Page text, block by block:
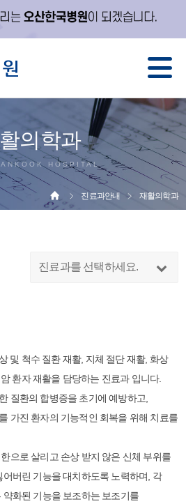
의학과
HOSPITAL
진료과안내 재활의학과
진료과를 선택하세요.
및 척수 질환 재활, 지체 절단 재활, 화상
환자 재활을 담당하는 진료과 입니다.
질환의 합병증을 초기에 예방하고,
가진 환자의 기능적인 회복을 위해 치료를
으로 살리고 손상 받지 않은 신체 부위를
버린 기능을 대치하도록 노력하며, 각
화된 기능을 보조하는 보조기를